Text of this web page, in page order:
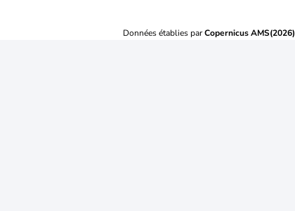
Données établies parCopernicus AMS(2026)